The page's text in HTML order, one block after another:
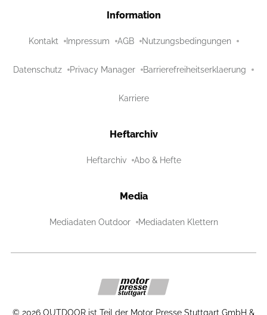
Information
Kontakt Impressum AGB Nutzungsbedingungen
Datenschutz Privacy Manager Barrierefreiheitserklaerung
Karriere
Heftarchiv
Heftarchiv Abo & Hefte
Media
Mediadaten Outdoor Mediadaten Klettern
© 2026 OUTDOOR ist Teil der Motor Presse Stuttgart GmbH &